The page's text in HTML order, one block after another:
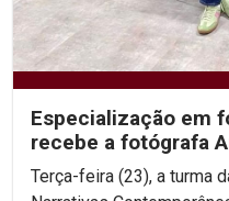
Especialização em
recebe a fotógrafa
Terça-feira (23), a turma